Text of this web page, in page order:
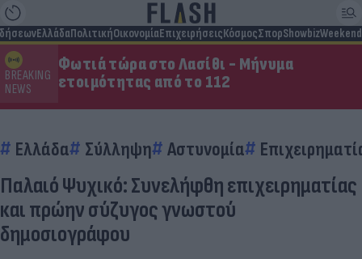
ΕλλάδαΠολιτικήΟικονομίαΕπιχειρήσειςΚόσμοςΣπορShowbizWeekend
BREAKING
NEWS
Φωτιά τώρα στο Λασίθι - Μήνυμα
ετοιμότητας από το 112
Ελλάδα Σύλληψη Αστυνομία
Παλαιό Ψυχικό: Συνελήφθη επιχειρηματίας
και πρώην σύζυγος γνωστού
δημοσιογράφου